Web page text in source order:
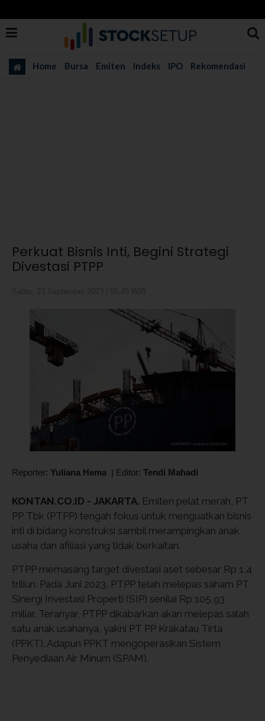
Home Bursa Emiten Indeks IPO Rekomendasi
Perkuat Bisnis Inti, Begini Strategi
Divestasi PTPP
Reporter: Yuliana Hema | Editor: Tendi Mahadi
KONTAN.CO.ID - JAKARTA. Emiten pelat merah, PT
PP Tbk (PTPP) tengah fokus untuk menguatkan bisnis
inti di bidang konstruksi sambil merampingkan anak
usaha dan afiliasi yang tidak berkaitan.
PTPP memasang target divestasi aset sebesar Rp 1,4
triliun. Pada Juni 2023, PTPP telah melepas saham PT
Sinergi Investasi Properti (SIP) senilai Rp 105,93
miliar. Teranyar, PTPP dikabarkan akan melepas salah
satu anak usahanya, yakni PT PP Krakatau Tirta
(PPKT). Adapun PPKT mengoperasikan Sistem
Penyediaan Air Minum (SPAM).